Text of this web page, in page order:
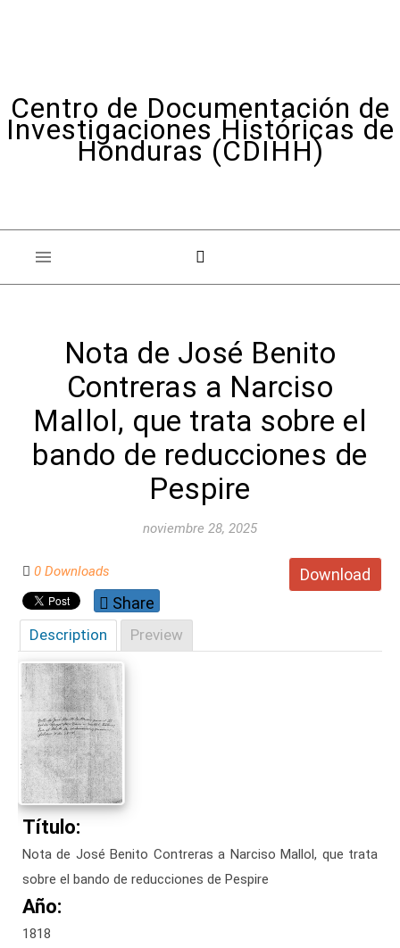
Centro de Documentación de
Investigaciones Históricas de
Honduras (CDIHH)
Nota de José Benito
Contreras a Narciso
Mallol, que trata sobre el
bando de reducciones de
Pespire
noviembre 28, 2025
Download
0 Downloads
Share
Description Preview
Título:
Nota de José Benito Contreras a Narciso Mallol, que trata
sobre el bando de reducciones de Pespire
Año:
1818